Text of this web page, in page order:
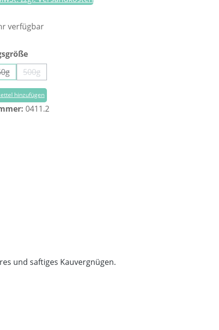
verfügbar
auswählen
(Diese Option ist zurzeit nicht verfügbar.)
500g(Diese Option ist zurzeit nicht verfügbar.)
hinzufügen
0411.2
und saftiges Kauvergnügen.